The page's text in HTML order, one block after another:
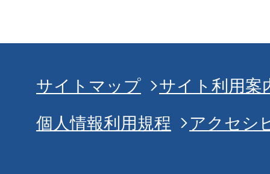
サイトマップ
サイト利用案
個人情報利用規程
アクセシ